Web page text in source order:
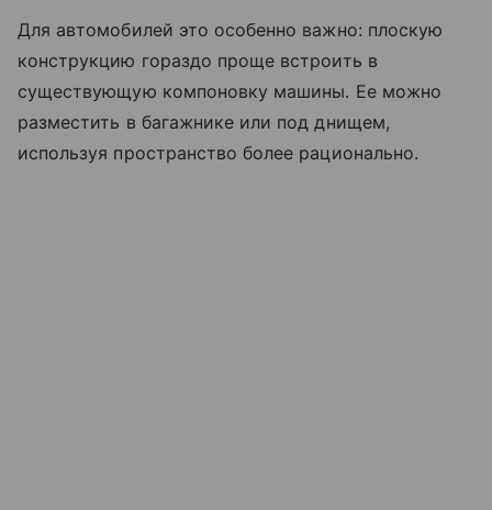
Для автомобилей это особенно важно: плоскую
конструкцию гораздо проще встроить в
существующую компоновку машины. Ее можно
разместить в багажнике или под днищем,
используя пространство более рационально.